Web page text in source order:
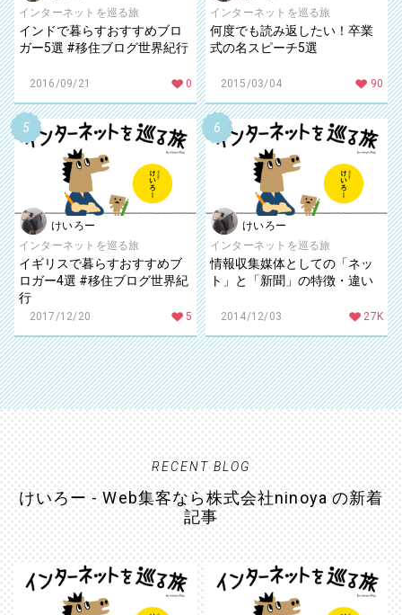
2016/09/21
インターネットを巡る旅
インドで暮らすおすすめブロ
ガー5選 #移住ブログ世界紀行
0 2015/03/04
インターネットを巡る旅
何度でも読み返したい！卒業
式の名スピーチ5選
90
けいろー
2017/12/20
インターネットを巡る旅
イギリスで暮らすおすすめブ
ロガー4選 #移住ブログ世界紀
行
5
けいろー
2014/12/03
インターネットを巡る旅
情報収集媒体としての「ネッ
ト」と「新聞」の特徴・違い
27K
RECENT BLOG
けいろー - Web集客なら株式会社ninoya の新着
記事